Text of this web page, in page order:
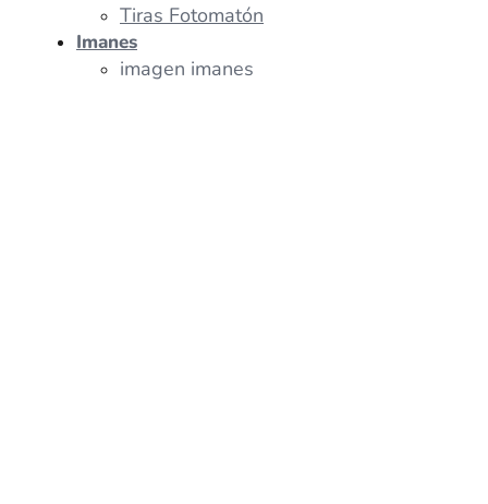
Tiras Fotomatón
Imanes
imagen imanes